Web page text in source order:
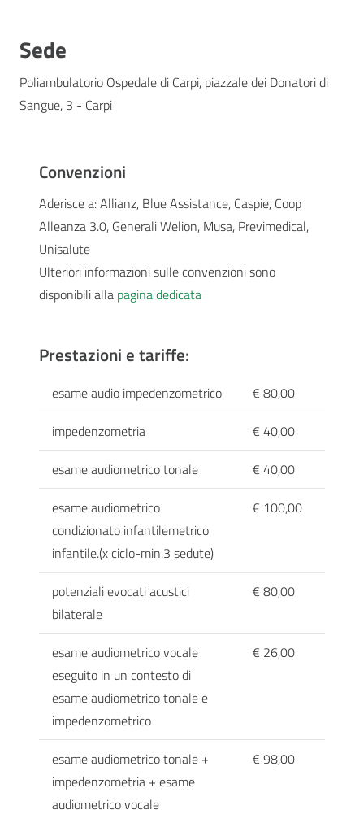
Sede
Poliambulatorio Ospedale di Carpi, piazzale dei Donatori di
Sangue, 3 - Carpi
Convenzioni
Aderisce a: Allianz, Blue Assistance, Caspie, Coop
Alleanza 3.0, Generali Welion, Musa, Previmedical,
Unisalute
Ulteriori informazioni sulle convenzioni sono
disponibili alla pagina dedicata
Prestazioni e tariffe:
esame audio impedenzometrico
€ 80,00
impedenzometria
€ 40,00
esame audiometrico tonale
€ 40,00
esame audiometrico
condizionato infantilemetrico
infantile.(x ciclo-min.3 sedute)
€ 100,00
potenziali evocati acustici
bilaterale
€ 80,00
esame audiometrico vocale
eseguito in un contesto di
esame audiometrico tonale e
impedenzometrico
€ 26,00
esame audiometrico tonale +
impedenzometria + esame
audiometrico vocale
€ 98,00